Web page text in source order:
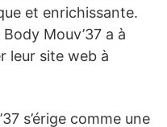
et enrichissante.
Mouv’37 a à
leur site web à
s’érige comme une